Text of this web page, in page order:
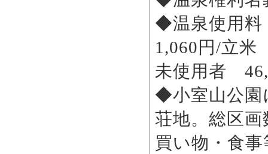
◆温泉使用料
1,060円/立
未使用者
◆小室山公園
荘地。総区画
買い物・食